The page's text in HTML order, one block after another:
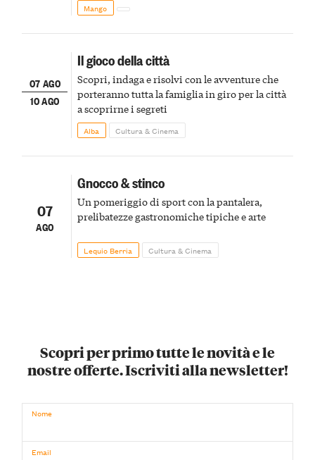
Mango
07 AGO
10 AGO
Il gioco della città
Scopri, indaga e risolvi con le avventure che
porteranno tutta la famiglia in giro per la città
a scoprirne i segreti
Alba Cultura & Cinema
07
AGO
Gnocco & stinco
Un pomeriggio di sport con la pantalera,
prelibatezze gastronomiche tipiche e arte
Lequio Berria Cultura & Cinema
Scopri per primo tutte le novità e le
nostre offerte. Iscriviti alla newsletter!
Nome
Email